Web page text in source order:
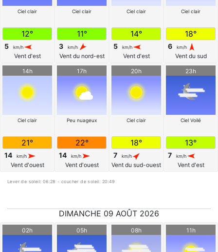
Ciel clair
12°
5 km/h
Vent d'est
Ciel clair
11°
3 km/h
Vent du nord-est
Ciel clair
14°
5 km/h
Vent d'est
Ciel clair
18°
6 km/h
Vent du sud
14h
Ciel clair
21°
14 km/h
Vent d'ouest
17h
Peu nuageux
22°
14 km/h
Vent d'ouest
20h
Ciel clair
18°
7 km/h
Vent du sud-ouest
23h
Ciel Voilé
13°
7 km/h
Vent d'est
Lever de soleil: 06:28 - coucher de soleil: 20:49
DIMANCHE 09 AOÛT 2026
02h 05h 08h 11h